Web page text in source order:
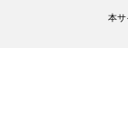
本サ